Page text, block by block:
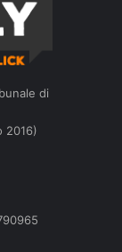
di
2016)